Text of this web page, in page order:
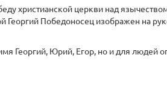
христианской церкви над
Георгий Победоносец изображен на
Георгий, Юрий, Егор, но и для людей